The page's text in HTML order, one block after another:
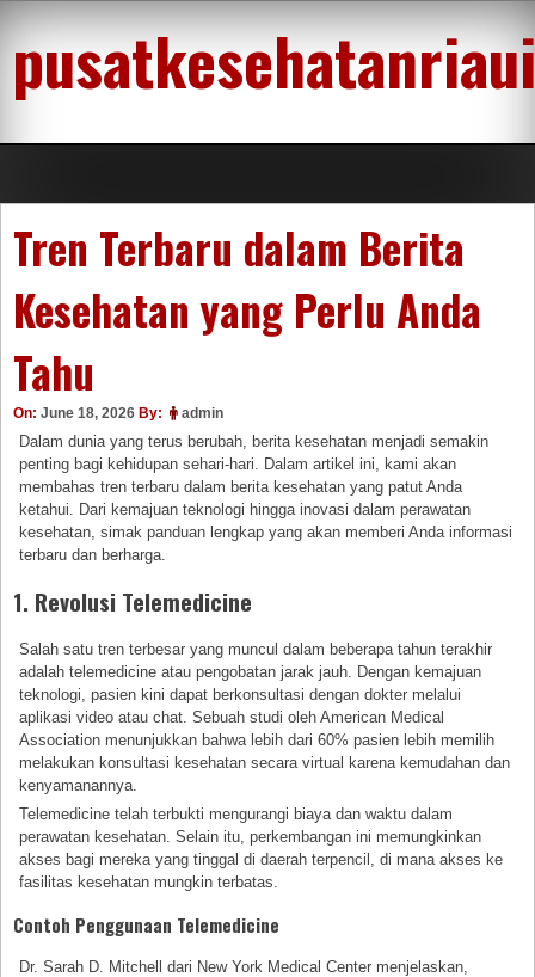
content
Tren Terbaru dalam Berita
Kesehatan yang Perlu Anda
Tahu
On: June 18, 2026 By: admin
Dalam dunia yang terus berubah, berita kesehatan menjadi semakin
penting bagi kehidupan sehari-hari. Dalam artikel ini, kami akan
membahas tren terbaru dalam berita kesehatan yang patut Anda
ketahui. Dari kemajuan teknologi hingga inovasi dalam perawatan
kesehatan, simak panduan lengkap yang akan memberi Anda informasi
terbaru dan berharga.
1. Revolusi Telemedicine
Salah satu tren terbesar yang muncul dalam beberapa tahun terakhir
adalah telemedicine atau pengobatan jarak jauh. Dengan kemajuan
teknologi, pasien kini dapat berkonsultasi dengan dokter melalui
aplikasi video atau chat. Sebuah studi oleh American Medical
Association menunjukkan bahwa lebih dari 60% pasien lebih memilih
melakukan konsultasi kesehatan secara virtual karena kemudahan dan
kenyamanannya.
Telemedicine telah terbukti mengurangi biaya dan waktu dalam
perawatan kesehatan. Selain itu, perkembangan ini memungkinkan
akses bagi mereka yang tinggal di daerah terpencil, di mana akses ke
fasilitas kesehatan mungkin terbatas.
Contoh Penggunaan Telemedicine
Dr. Sarah D. Mitchell dari New York Medical Center menjelaskan,